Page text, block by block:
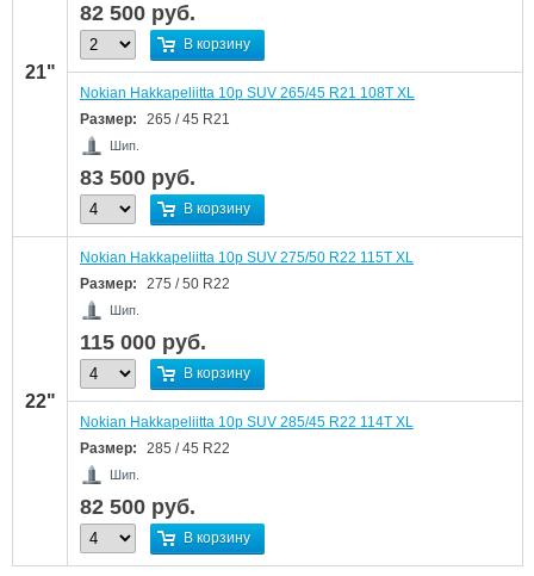
21"
82 500 руб.
В корзину
Nokian Hakkapeliitta 10p SUV 265/45 R21 108T XL
Размер:
265 / 45 R21
Шип.
83 500 руб.
В корзину
22"
Nokian Hakkapeliitta 10p SUV 275/50 R22 115T XL
Размер:
275 / 50 R22
Шип.
115 000 руб.
В корзину
Nokian Hakkapeliitta 10p SUV 285/45 R22 114T XL
Размер:
285 / 45 R22
Шип.
82 500 руб.
В корзину